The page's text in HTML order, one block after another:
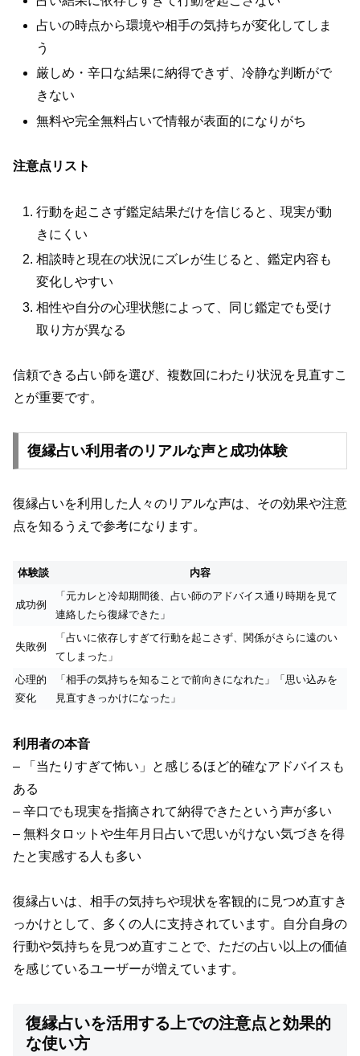
占いの時点から環境や相手の気持ちが変化してしま
う
厳しめ・辛口な結果に納得できず、冷静な判断がで
きない
無料や完全無料占いで情報が表面的になりがち
注意点リスト
行動を起こさず鑑定結果だけを信じると、現実が動
きにくい
相談時と現在の状況にズレが生じると、鑑定内容も
変化しやすい
相性や自分の心理状態によって、同じ鑑定でも受け
取り方が異なる
信頼できる占い師を選び、複数回にわたり状況を見直すこ
とが重要です。
復縁占い利用者のリアルな声と成功体験
復縁占いを利用した人々のリアルな声は、その効果や注意
点を知るうえで参考になります。
体験談 内容
成功例
「元カレと冷却期間後、占い師のアドバイス通り時期を見て
連絡したら復縁できた」
失敗例
「占いに依存しすぎて行動を起こさず、関係がさらに遠のい
てしまった」
心理的
変化
「相手の気持ちを知ることで前向きになれた」「思い込みを
見直すきっかけになった」
利用者の本音
– 「当たりすぎて怖い」と感じるほど的確なアドバイスも
ある
– 辛口でも現実を指摘されて納得できたという声が多い
– 無料タロットや生年月日占いで思いがけない気づきを得
たと実感する人も多い
復縁占いは、相手の気持ちや現状を客観的に見つめ直すき
っかけとして、多くの人に支持されています。自分自身の
行動や気持ちを見つめ直すことで、ただの占い以上の価値
を感じているユーザーが増えています。
復縁占いを活用する上での注意点と効果的
な使い方